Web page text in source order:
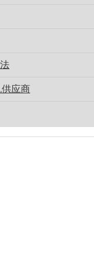
应商